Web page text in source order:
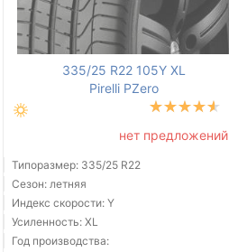
335/25 R22 105Y XL
Pirelli PZero
нет предложений
Типоразмер: 335/25 R22
Сезон: летняя
Индекс скорости: Y
Усиленность: XL
Год производства: